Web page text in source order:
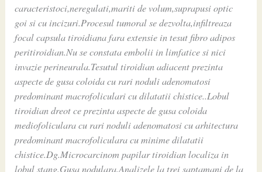
caracteristoci,neregulati,mariti de volum,suprapusi optic
goi si cu incizuri.Procesul tumoral se dezvolta,infiltreaza
focal capsula tiroidiana fara extensie in tesut fibro adipos
peritiroidian.Nu se constata embolii in limfatice si nici
invazie perineurala.Tesutul tiroidian adiacent prezinta
aspecte de gusa coloida cu rari noduli adenomatosi
predominant macrofoliculari cu dilatatii chistice..Lobul
tiroidian dreot ce prezinta aspecte de gusa coloida
mediofoliculara cu rari noduli adenomatosi cu arhitectura
predominant macrofoliculara cu minime dilatatii
chistice.Dg.Microcarcinom papilar tiroidian localiza in
lobul stang.Gusa nodulara.Analizele la trei saptamani de la